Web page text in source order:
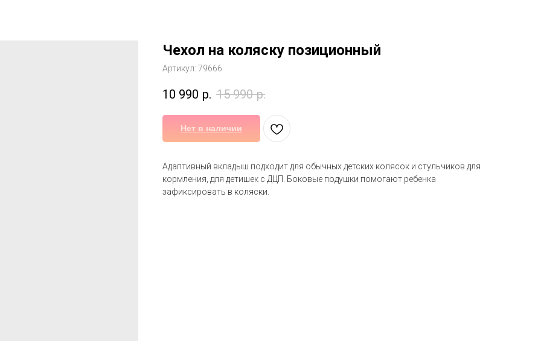
Чехол на коляску позиционный
Артикул: 79666
10 990 р. 15 990 р.
Нет в наличии
Адаптивный вкладыш подходит для обычных детских колясок и стульчиков для
кормления, для детишек с ДЦП. Боковые подушки помогают ребенка
зафиксировать в коляски.